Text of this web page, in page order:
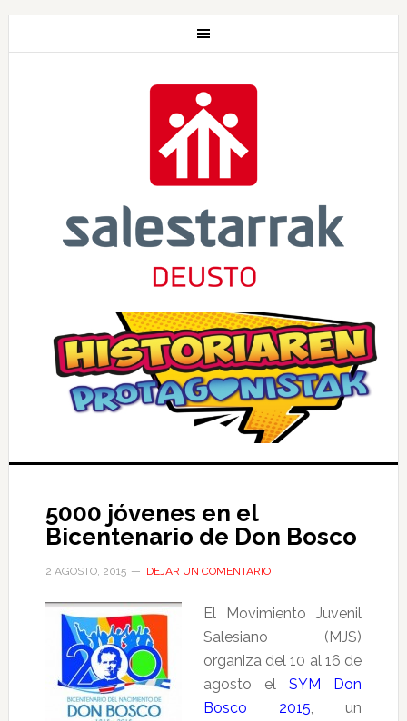
5000 jóvenes en el
Bicentenario de Don Bosco
2 AGOSTO, 2015 DEJAR UN COMENTARIO
El Movimiento Juvenil
Salesiano (MJS)
organiza del 10 al 16 de
agosto elSYM Don
Bosco 2015 , un